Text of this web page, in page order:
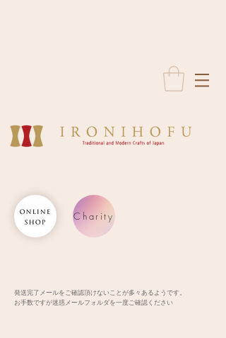
Charity
発送完了メールをご確認頂けないことが多々あるようです。
お手数ですが迷惑メールフォルダを一度ご確認ください​